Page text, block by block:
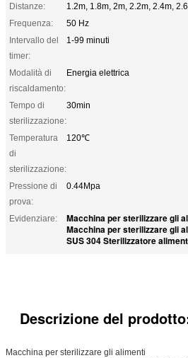
Distanze:
1.2m, 1.8m, 2m, 2.2m, 2.4m,
Frequenza:
50 Hz
Intervallo del
timer:
1-99 minuti
Modalità di
riscaldamento:
Energia elettrica
Tempo di
sterilizzazione:
30min
Temperatura
di
sterilizzazione:
120℃
Pressione di
prova:
0.44Mpa
Evidenziare: Macchina per sterilizzare gli
Macchina per sterilizzare gli
SUS 304 Sterilizzatore
Descrizione del
Macchina per sterilizzare gli alimenti